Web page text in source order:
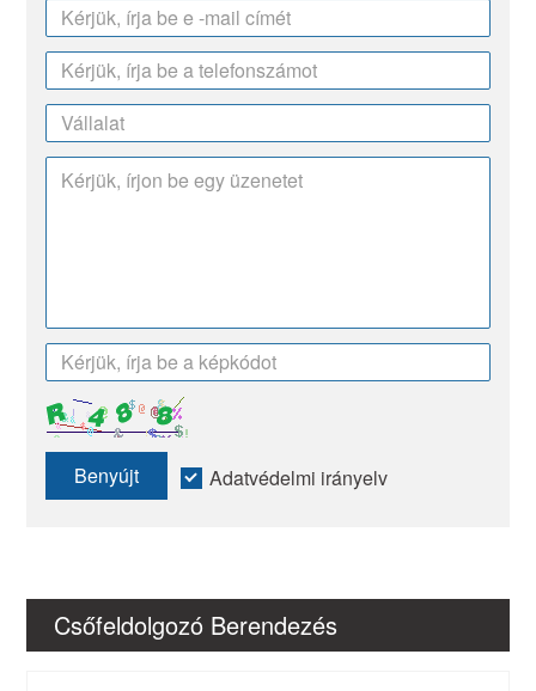
Csőfeldolgozó Berendezés
Benyújt Adatvédelmi irányelv